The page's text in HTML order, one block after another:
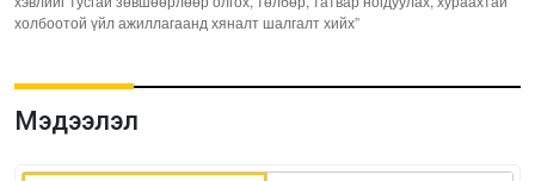
холбоотой үйл ажиллагаанд хяналт шалгалт хийх”
Мэдээлэл